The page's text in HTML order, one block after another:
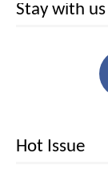
Stay with us
Hot Issue